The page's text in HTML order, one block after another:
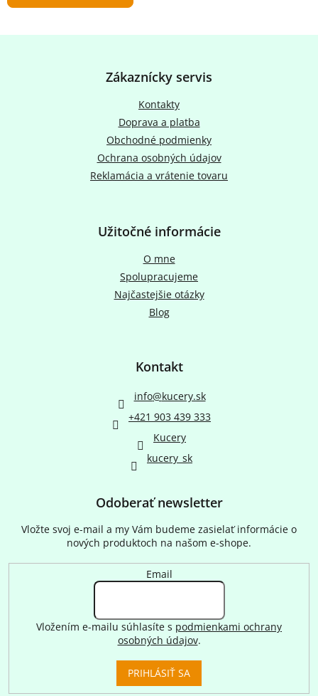
Zákaznícky servis
Kontakty
Doprava a platba
Obchodné podmienky
Ochrana osobných údajov
Reklamácia a vrátenie tovaru
Užitočné informácie
O mne
Spolupracujeme
Najčastejšie otázky
Blog
Kontakt
info@kucery.sk
+421 903 439 333
Kucery
kucery_sk
Odoberať newsletter
Vložte svoj e-mail a my Vám budeme zasielať informácie o
nových produktoch na našom e-shope.
Email
Vložením e-mailu súhlasíte s podmienkami ochrany
osobných údajov.
PRIHLÁSIŤ SA